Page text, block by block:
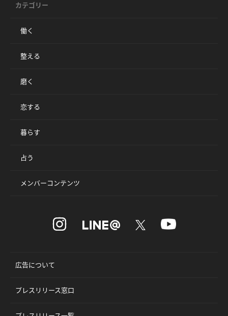
カテゴリー
働く
整える
磨く
恋する
暮らす
占う
メンバーコンテンツ
広告について
プレスリリース窓口